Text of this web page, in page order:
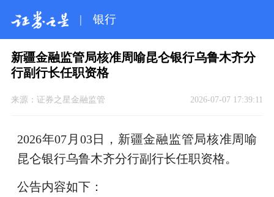
| 银行
新疆金融监管局核准周喻昆仑银行乌鲁木齐分
行副行长任职资格
来源： 证券之星金融监管 2026-07-07 17:39:11
2026年07月03日，新疆金融监管局核准周喻
昆仑银行乌鲁木齐分行副行长任职资格。
公告内容如下：